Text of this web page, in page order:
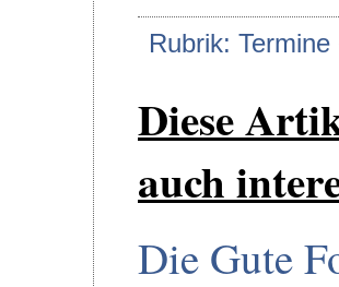
Rubrik: Termine
Diese
auch
Die Gute